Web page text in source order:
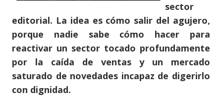
sector
editorial. La idea es cómo salir del agujero,
porque nadie sabe cómo hacer para
reactivar un sector tocado profundamente
por la caída de ventas y un mercado
saturado de novedades incapaz de digerirlo
con dignidad.